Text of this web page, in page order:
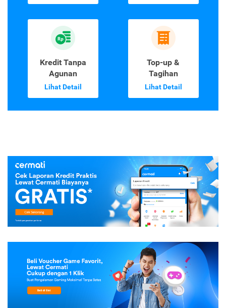
Kredit Tanpa
Agunan
Lihat Detail
Top-up &
Tagihan
Lihat Detail